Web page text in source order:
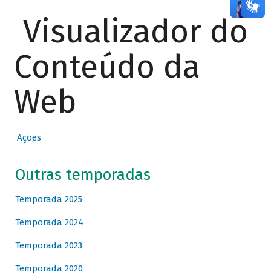
Visualizador do
Conteúdo da
Web
Ações
Outras temporadas
Temporada 2025
Temporada 2024
Temporada 2023
Temporada 2020